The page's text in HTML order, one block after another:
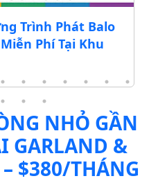
Trình Phát Balo
Phí Tại Khu
NHỎ GẦN
GARLAND &
$380/THÁNG